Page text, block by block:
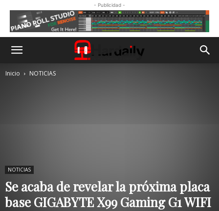
- Publicidad -
Inicio NOTICIAS
NOTICIAS
Se acaba de revelar la próxima placa
base GIGABYTE X99 Gaming G1 WIFI